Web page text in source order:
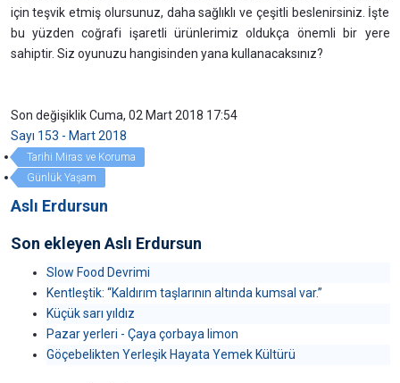
için teşvik etmiş olursunuz, daha sağlıklı ve çeşitli beslenirsiniz. İşte
bu yüzden coğrafi işaretli ürünlerimiz oldukça önemli bir yere
sahiptir. Siz oyunuzu hangisinden yana kullanacaksınız?
Son değişiklik Cuma, 02 Mart 2018 17:54
Sayı 153 - Mart 2018
Tarihi Miras ve Koruma
Günlük Yaşam
Aslı Erdursun
Son ekleyen Aslı Erdursun
Slow Food Devrimi
Kentleştik: “Kaldırım taşlarının altında kumsal var.”
Küçük sarı yıldız
Pazar yerleri - Çaya çorbaya limon
Göçebelikten Yerleşik Hayata Yemek Kültürü